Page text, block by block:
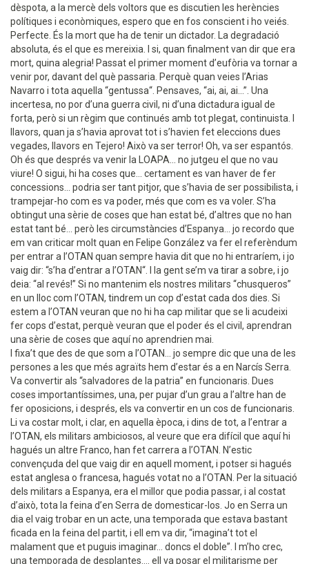
dèspota, a la mercè dels voltors que es discutien les herències
polítiques i econòmiques, espero que en fos conscient i ho veiés.
Perfecte. És la mort que ha de tenir un dictador. La degradació
absoluta, és el que es mereixia. I si, quan finalment van dir que era
mort, quina alegria! Passat el primer moment d’eufòria va tornar a
venir por, davant del què passaria. Perquè quan veies l’Arias
Navarro i tota aquella “gentussa“. Pensaves, “ai, ai, ai...”. Una
incertesa, no por d’una guerra civil, ni d’una dictadura igual de
forta, però si un règim que continués amb tot plegat, continuista. I
llavors, quan ja s’havia aprovat tot i s’havien fet eleccions dues
vegades, llavors en Tejero! Això va ser terror! Oh, va ser espantós.
Oh és que després va venir la LOAPA... no jutgeu el que no vau
viure! O sigui, hi ha coses que... certament es van haver de fer
concessions... podria ser tant pitjor, que s’havia de ser possibilista, i
trampejar-ho com es va poder, més que com es va voler. S’ha
obtingut una sèrie de coses que han estat bé, d’altres que no han
estat tant bé... però les circumstàncies d’Espanya... jo recordo que
em van criticar molt quan en Felipe González va fer el referèndum
per entrar a l’OTAN quan sempre havia dit que no hi entraríem, i jo
vaig dir: “s’ha d’entrar a l’OTAN“. I la gent se’m va tirar a sobre, i jo
deia: “al revés!” Si no mantenim els nostres militars “chusqueros”
en un lloc com l’OTAN, tindrem un cop d’estat cada dos dies. Si
estem a l’OTAN veuran que no hi ha cap militar que se li acudeixi
fer cops d’estat, perquè veuran que el poder és el civil, aprendran
una sèrie de coses que aquí no aprendrien mai.
I fixa’t que des de que som a l’OTAN... jo sempre dic que una de les
persones a les que més agraïts hem d’estar és a en Narcís Serra.
Va convertir als “salvadores de la patria” en funcionaris. Dues
coses importantíssimes, una, per pujar d’un grau a l’altre han de
fer oposicions, i després, els va convertir en un cos de funcionaris.
Li va costar molt, i clar, en aquella època, i dins de tot, a l’entrar a
l’OTAN, els militars ambiciosos, al veure que era difícil que aquí hi
hagués un altre Franco, han fet carrera a l’OTAN. N’estic
convençuda del que vaig dir en aquell moment, i potser si hagués
estat anglesa o francesa, hagués votat no a l’OTAN. Per la situació
dels militars a Espanya, era el millor que podia passar, i al costat
d’això, tota la feina d’en Serra de domesticar-los. Jo en Serra un
dia el vaig trobar en un acte, una temporada que estava bastant
ficada en la feina del partit, i ell em va dir, “imagina’t tot el
malament que et puguis imaginar... doncs el doble”. I m’ho crec,
una temporada de desplantes.... ell va posar el militarisme per